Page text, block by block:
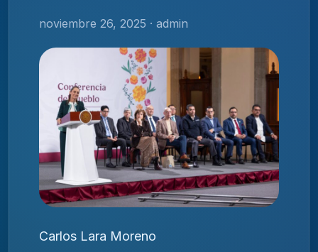
noviembre 26, 2025 · admin
Carlos Lara Moreno